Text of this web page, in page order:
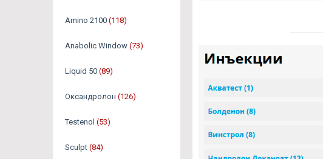
Amino 2100 (118)
Anabolic Window (73)
Liquid 50 (89)
Оксандролон (126)
Testenol (53)
Sculpt (84)